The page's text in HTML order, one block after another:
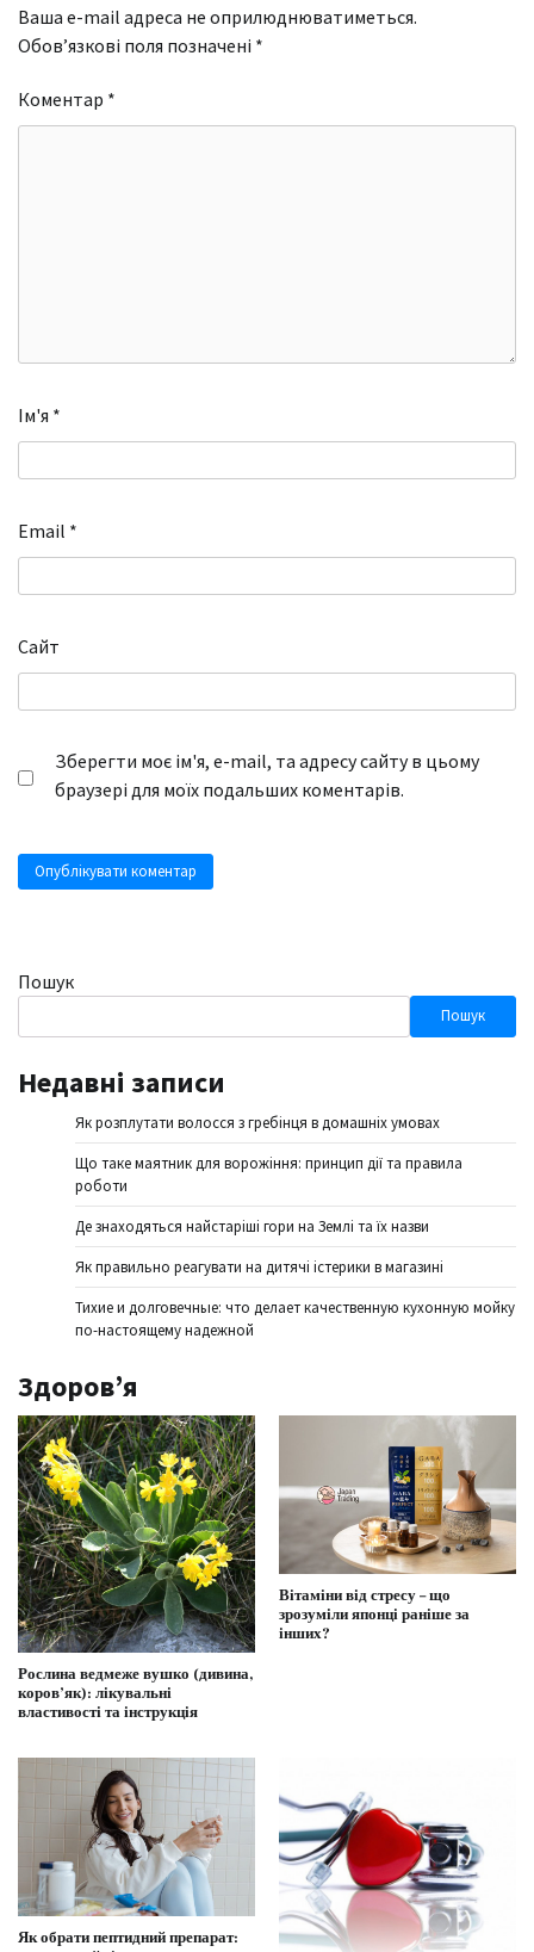
Ваша e-mail адреса не оприлюднюватиметься.
Обов’язкові поля позначені *
Коментар *
Ім'я *
Email *
Сайт
Зберегти моє ім'я, e-mail, та адресу сайту в цьому
браузері для моїх подальших коментарів.
Пошук
Пошук
Недавні записи
Як розплутати волосся з гребінця в домашніх умовах
Що таке маятник для ворожіння: принцип дії та правила
роботи
Де знаходяться найстаріші гори на Землі та їх назви
Як правильно реагувати на дитячі істерики в магазині
Тихие и долговечные: что делает качественную кухонную мойку
по-настоящему надежной
Здоров’я
Рослина ведмеже вушко (дивина,
коров’як): лікувальні
властивості та інструкція
Вітаміни від стресу – що
зрозуміли японці раніше за
інших?
Як обрати пептидний препарат: